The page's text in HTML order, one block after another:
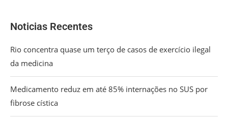
Noticias Recentes
Rio concentra quase um terço de casos de exercício ilegal
da medicina
Medicamento reduz em até 85% internações no SUS por
fibrose cística